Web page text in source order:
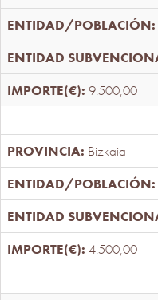
9.500,00
Bizkaia
4.500,00